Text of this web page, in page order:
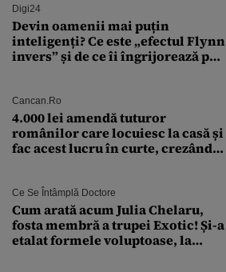
Digi24
Devin oamenii mai puțin
inteligenți? Ce este „efectul Flynn
invers” și de ce îi îngrijorează pe
Cancan.ro
4.000 lei amendă tuturor
românilor care locuiesc la casă și
fac acest lucru în curte, crezând
Ce Se Întâmplă Doctore
Cum arată acum Julia Chelaru,
fosta membră a trupei Exotic! Și-a
etalat formele voluptoase, la